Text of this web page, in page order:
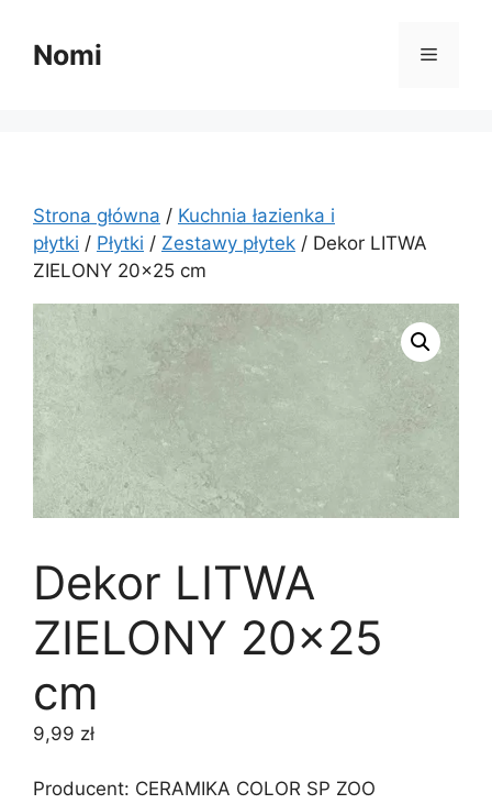
treściNomi Menu
Strona główna / Kuchnia łazienka i
płytki / Płytki / Zestawy płytek / Dekor LITWA
ZIELONY 20×25 cm
Dekor LITWA
ZIELONY 20×25
cm
9,99 zł
Producent: CERAMIKA COLOR SP ZOO